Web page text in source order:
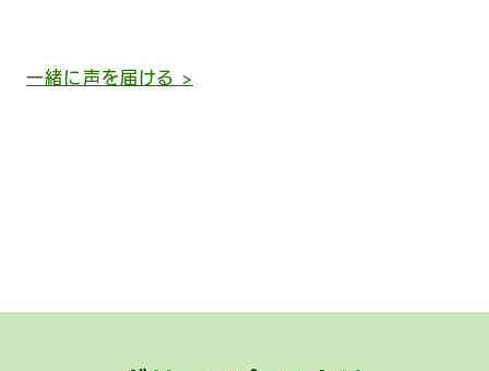
一緒に声を届ける >